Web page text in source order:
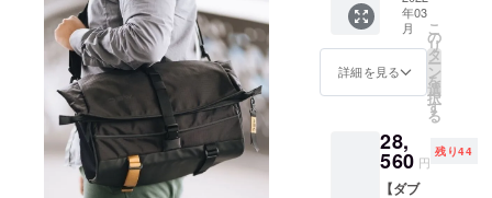
す。"
荷時期
が遅れ
る場合
があり
※海外輸
トラブ
ルや通
関時の
ン・仕
様は変
更にな
る可能
了承く
ださ
い。 ※
ご注文
×1点
［一般
販売予
定価格
23,800
円］ ※
売予定
価格か
ら
17％OF
年03
月
詳細を見る
こ
の
リ
タ
ー
ン
を
選
択
す
る
28,
560 円
残り44
【ダブ